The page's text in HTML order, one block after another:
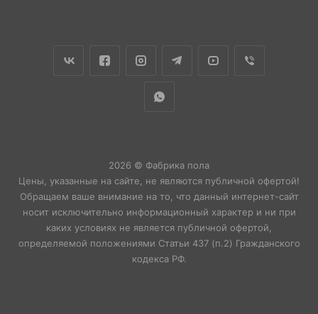
2026 © Фабрика пола
Цены, указанные на сайте, не являются публичной офертой!
Обращаем ваше внимание на то, что данный интернет-сайт
носит исключительно информационный характер и ни при
каких условиях не является публичной офертой,
определяемой положениями Статьи 437 (п.2) Гражданского
кодекса РФ.